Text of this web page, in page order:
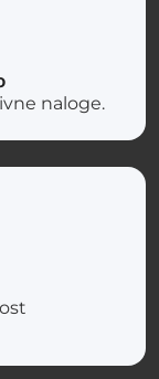
naloge.